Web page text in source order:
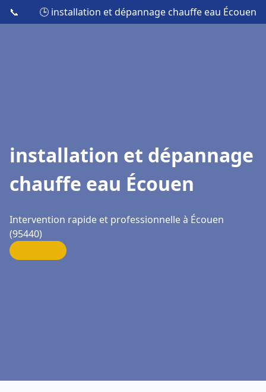
📞 🕒 installation et dépannage chauffe eau Écouen
installation et dépannage
chauffe eau Écouen
Intervention rapide et professionnelle à Écouen
(95440)